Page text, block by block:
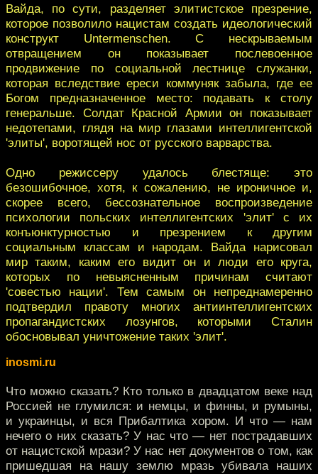
Вайда, по сути, разделяет элитистское презрение,
которое позволило нацистам создать идеологический
конструкт Untermenschen. С нескрываемым
отвращением он показывает послевоенное
продвижение по социальной лестнице служанки,
которая вследствие ереси коммуняк забыла, где ее
Богом предназначенное место: подавать к столу
генеральше. Солдат Красной Армии он показывает
недотепами, глядя на мир глазами интеллигентской
'элиты', воротящей нос от русского варварства.
Одно режиссеру удалось блестяще: это
безошибочное, хотя, к сожалению, не ироничное и,
скорее всего, бессознательное воспроизведение
психологии польских интеллигентских 'элит' с их
конъюнктурностью и презрением к другим
социальным классам и народам. Вайда нарисовал
мир таким, каким его видит он и люди его круга,
которых по невыясненным причинам считают
'совестью нации'. Тем самым он непреднамеренно
подтвердил правоту многих антиинтеллигентских
пропагандистских лозунгов, которыми Сталин
обосновывал уничтожение таких 'элит'.
inosmi.ru
Что можно сказать? Кто только в двадцатом веке над
Россией не глумился: и немцы, и финны, и румыны,
и украинцы, и вся Прибалтика хором. И что — нам
нечего о них сказать? У нас что — нет пострадавших
от нацистской мрази? У нас нет документов о том, как
пришедшая на нашу землю мразь убивала наших